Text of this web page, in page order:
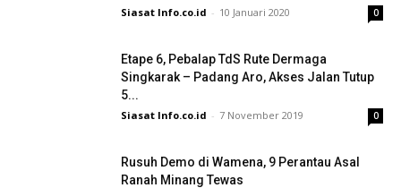
Siasat Info.co.id - 10 Januari 2020 0
Etape 6, Pebalap TdS Rute Dermaga
Singkarak – Padang Aro, Akses Jalan Tutup
5...
Siasat Info.co.id - 7 November 2019 0
Rusuh Demo di Wamena, 9 Perantau Asal
Ranah Minang Tewas